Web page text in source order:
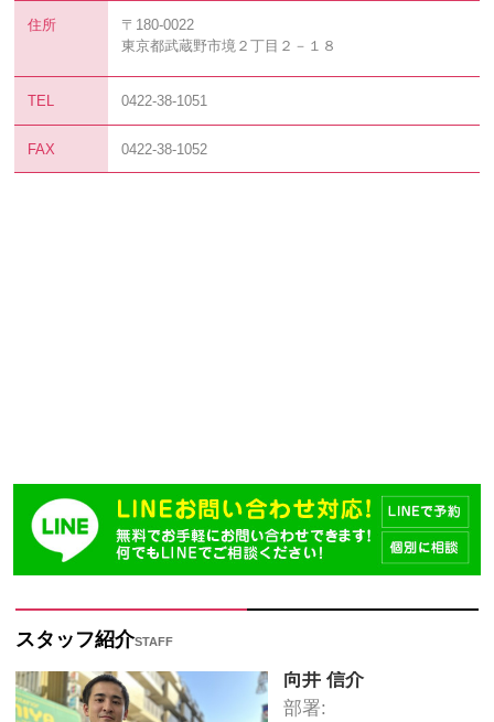
住所
〒180-0022
東京都武蔵野市境２丁目２－１８
TEL 0422-38-1051
FAX 0422-38-1052
スタッフ紹介STAFF
向井 信介
部署: